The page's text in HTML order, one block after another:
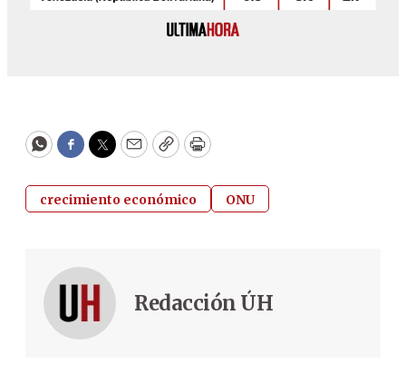
WhatsApp
Facebook
Twitter
EmailCopyPrint
crecimiento económico ONU
Redacción ÚH